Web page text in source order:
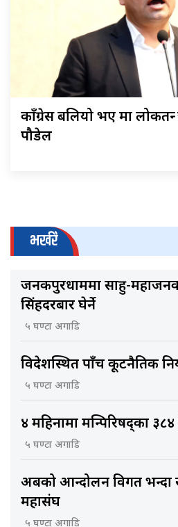
काँग्रेस बलियो भए मात्र
पौडेल
भर्खरै
जनकपुरधाममा साहु-
सिंहदरबार घेर्ने
५ घण्टा अगाडि
विदेशस्थित पाँच कूटनैतिक
५ घण्टा अगाडि
४ महिनामा मन्त्रिपरिषद्का
५ घण्टा अगाडि
अबको आन्दोलन विगत भन्दा
महासंघ
५ घण्टा अगाडि